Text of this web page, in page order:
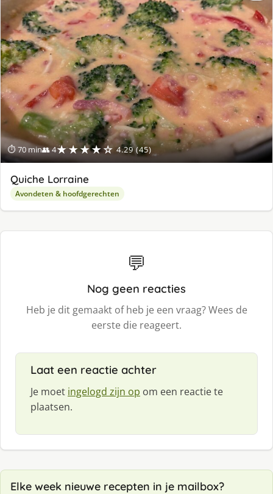
⏱ 70 min👥 4★★★★☆ 4.29 (45)
Quiche Lorraine
Avondeten & hoofdgerechten
💬
Nog geen reacties
Heb je dit gemaakt of heb je een vraag? Wees de
eerste die reageert.
Laat een reactie achter
Je moet ingelogd zijn op om een reactie te
plaatsen.
Elke week nieuwe recepten in je mailbox?